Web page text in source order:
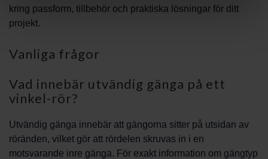
kring passform, tillbehör och praktiska lösningar för ditt
projekt.
Vanliga frågor
Vad innebär utvändig gänga på ett
vinkel-rör?
Utvändig gänga innebär att gängorna sitter på utsidan av
röränden, vilket gör att rördelen skruvas in i en
motsvarande inre gänga. För exakt information om gängtyp